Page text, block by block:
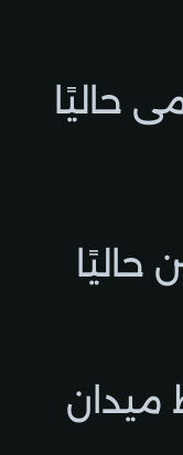
حاليًا
حاليًا
ميدان